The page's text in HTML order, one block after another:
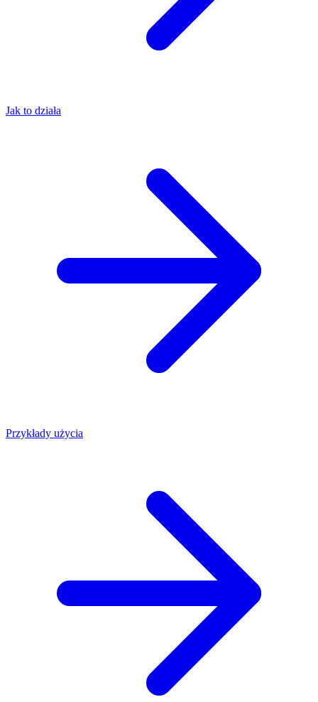
Jak to działa
Przykłady użycia